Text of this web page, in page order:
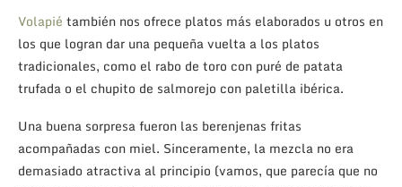
Volapié también nos ofrece platos más elaborados u otros en
los que logran dar una pequeña vuelta a los platos
tradicionales, como el rabo de toro con puré de patata
trufada o el chupito de salmorejo con paletilla ibérica.
Una buena sorpresa fueron las berenjenas fritas
acompañadas con miel. Sinceramente, la mezcla no era
demasiado atractiva al principio (vamos, que parecía que no